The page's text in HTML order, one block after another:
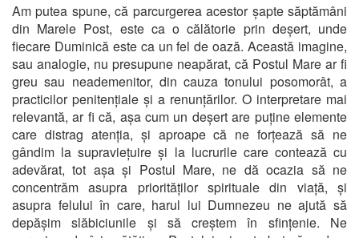
Am putea spune, că parcurgerea acestor șapte săptămâni
din Marele Post, este ca o călătorie prin deșert, unde
fiecare Duminică este ca un fel de oază. Această imagine,
sau analogie, nu presupune neapărat, că Postul Mare ar fi
greu sau neademenitor, din cauza tonului posomorât, a
practicilor penitențiale și a renunțărilor. O interpretare mai
relevantă, ar fi că, așa cum un deșert are puține elemente
care distrag atenția, și aproape că ne forțează să ne
gândim la supraviețuire și la lucrurile care contează cu
adevărat, tot așa și Postul Mare, ne dă ocazia să ne
concentrăm asupra priorităților spirituale din viață, și
asupra felului în care, harul lui Dumnezeu ne ajută să
depășim slăbiciunile și să creștem în sfințenie. Ne